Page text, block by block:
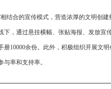
结合的宣传模式，营造浓厚的文明创
，通过悬挂横幅、张贴海报、发放宣
10000余份。此外，积极组织开展文
率和支持率。